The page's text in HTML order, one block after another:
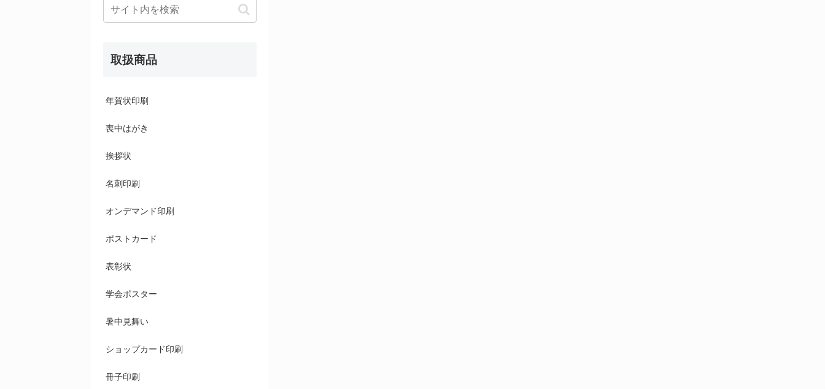
取扱商品
年賀状印刷
喪中はがき
挨拶状
名刺印刷
オンデマンド印刷
ポストカード
表彰状
学会ポスター
暑中見舞い
ショップカード印刷
冊子印刷